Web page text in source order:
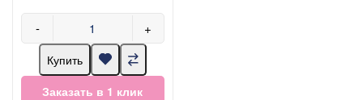
- +
Купить
Заказать в 1 клик